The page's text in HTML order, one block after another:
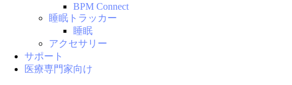
BPM Connect
睡眠トラッカー
睡眠
アクセサリー
サポート
医療専門家向け